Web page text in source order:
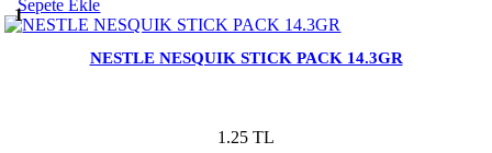
1
Sepete Ekle
NESTLE NESQUIK STICK PACK 14.3GR
1.25 TL